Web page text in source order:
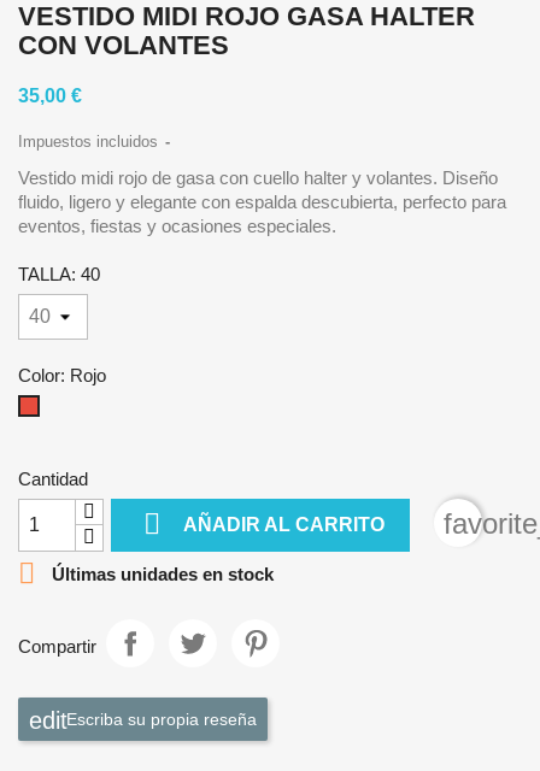
VESTIDO MIDI ROJO GASA HALTER
CON VOLANTES
35,00 €
Impuestos incluidos
Vestido midi rojo de gasa con cuello halter y volantes. Diseño
fluido, ligero y elegante con espalda descubierta, perfecto para
eventos, fiestas y ocasiones especiales.
TALLA: 40
Color: Rojo
Cantidad
 AÑADIR AL CARRITO

Últimas unidades en stock
Compartir
Escriba su propia reseña